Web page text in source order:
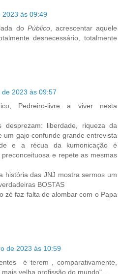
2023 às 09:49
do Público, acrescentar aquele
desnecessário, totalmente
2023 às 09:57
Pedreiro-livre a viver nesta
desprezam: liberdade, riqueza da
um gajo confunde grande entrevista
e a récua da kumonicação é
e repete as mesmas
história das JNJ mostra sermos um
BOSTAS
zé faz falta de alombar com o Papa
de 2023 às 10:59
é terem , comparativamente,
velha profissão do mundo"...